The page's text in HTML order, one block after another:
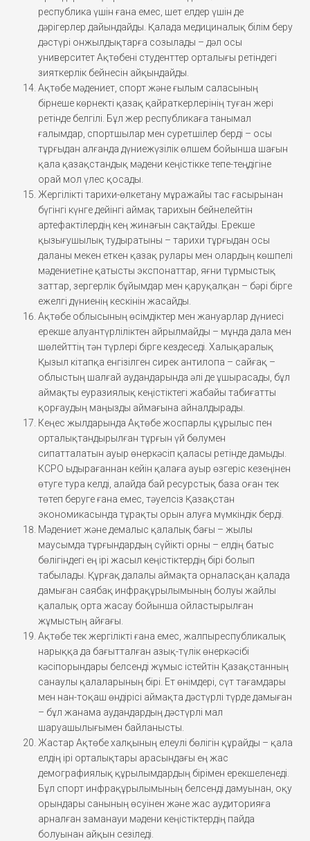
республика үшін ғана емес, шет елдер үшін де
дәрігерлер дайындайды. Қалада медициналық білім беру
дәстүрі онжылдықтарға созылады – дәл осы
университет Ақтөбені студенттер орталығы ретіндегі
зияткерлік бейнесін айқындайды.
Ақтөбе мәдениет, спорт және ғылым саласының
бірнеше көрнекті қазақ қайраткерлерінің туған жері
ретінде белгілі. Бұл жер республикаға танымал
ғалымдар, спортшылар мен суретшілер берді – осы
тұрғыдан алғанда дүниежүзілік өлшем бойынша шағын
қала қазақстандық мәдени кеңістікке тепе-теңдігіне
орай мол үлес қосады.
Жергілікті тарихи-өлкетану мұражайы тас ғасырынан
бүгінгі күнге дейінгі аймақ тарихын бейнелейтін
артефактілердің кең жинағын сақтайды. Ерекше
қызығушылық тудыратыны – тарихи тұрғыдан осы
даланы мекен еткен қазақ рулары мен олардың көшпелі
мәдениетіне қатысты экспонаттар, яғни тұрмыстық
заттар, зергерлік бұйымдар мен қаруқалқан – бәрі бірге
ежелгі дүниенің кескінін жасайды.
Ақтөбе облысының өсімдіктер мен жануарлар дүниесі
ерекше алуантүрліліктен айрылмайды – мұнда дала мен
шөлейттің тән түрлері бірге кездеседі. Халықаралық
Қызыл кітапқа енгізілген сирек антилопа – сайғақ –
облыстың шалғай аудандарында әлі де ұшырасады, бұл
аймақты еуразиялық кеңістіктегі жабайы табиғатты
қорғаудың маңызды аймағына айналдырады.
Кеңес жылдарында Ақтөбе жоспарлы құрылыс пен
орталықтандырылған тұрғын үй бөлумен
сипатталатын ауыр өнеркәсіп қаласы ретінде дамыды.
КСРО ыдырағаннан кейін қалаға ауыр өзгеріс кезеңінен
өтуге тура келді, алайда бай ресурстық база оған тек
төтеп беруге ғана емес, тәуелсіз Қазақстан
экономикасында тұрақты орын алуға мүмкіндік берді.
Мәдениет және демалыс қалалық бағы – жылы
маусымда тұрғындардың сүйікті орны – елдің батыс
бөлігіндегі ең ірі жасыл кеңістіктердің бірі болып
табылады. Құрғақ далалы аймақта орналасқан қалада
дамыған саябақ инфрақұрылымының болуы жайлы
қалалық орта жасау бойынша ойластырылған
жұмыстың айғағы.
Ақтөбе тек жергілікті ғана емес, жалпыреспубликалық
нарыққа да бағытталған азық-түлік өнеркәсібі
кәсіпорындары белсенді жұмыс істейтін Қазақстанның
санаулы қалаларының бірі. Ет өнімдері, сүт тағамдары
мен нан-тоқаш өндірісі аймақта дәстүрлі түрде дамыған
– бұл жанама аудандардың дәстүрлі мал
шаруашылығымен байланысты.
Жастар Ақтөбе халқының елеулі бөлігін құрайды – қала
елдің ірі орталықтары арасындағы ең жас
демографиялық құрылымдардың бірімен ерекшеленеді.
Бұл спорт инфрақұрылымының белсенді дамуынан, оқу
орындары санының өсуінен және жас аудиторияға
арналған заманауи мәдени кеңістіктердің пайда
болуынан айқын сезіледі.